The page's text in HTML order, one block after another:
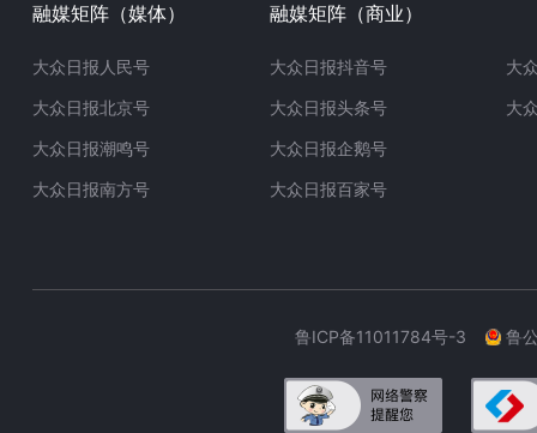
融媒矩阵（媒体）
大众日报人民号
大众日报北京号
大众日报潮鸣号
大众日报南方号
融媒矩阵（商业）
大众日报抖音号
大众日报头条号
大众日报企鹅号
大众日报百家号
大
大
鲁ICP备11011784号-3 鲁